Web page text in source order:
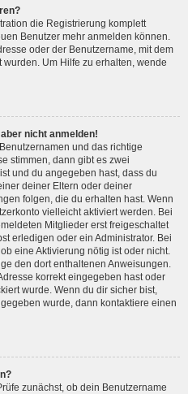
die Registrierung komplett
Benutzer mehr anmelden können.
oder der Benutzername, mit dem
Um Hilfe zu erhalten, wende
nicht anmelden!
und das richtige
stimmen, dann gibt es zwei
und du angegeben hast, dass du
deiner Eltern oder deiner
folgen, die du erhalten hast. Wenn
vielleicht aktiviert werden. Bei
Mitglieder erst freigeschaltet
erledigen oder ein Administrator. Bei
eine Aktivierung nötig ist oder nicht.
den dort enthaltenen Anweisungen.
korrekt eingegeben hast oder
wurde. Wenn du dir sicher bist,
wurde, dann kontaktiere einen
zunächst, ob dein Benutzername